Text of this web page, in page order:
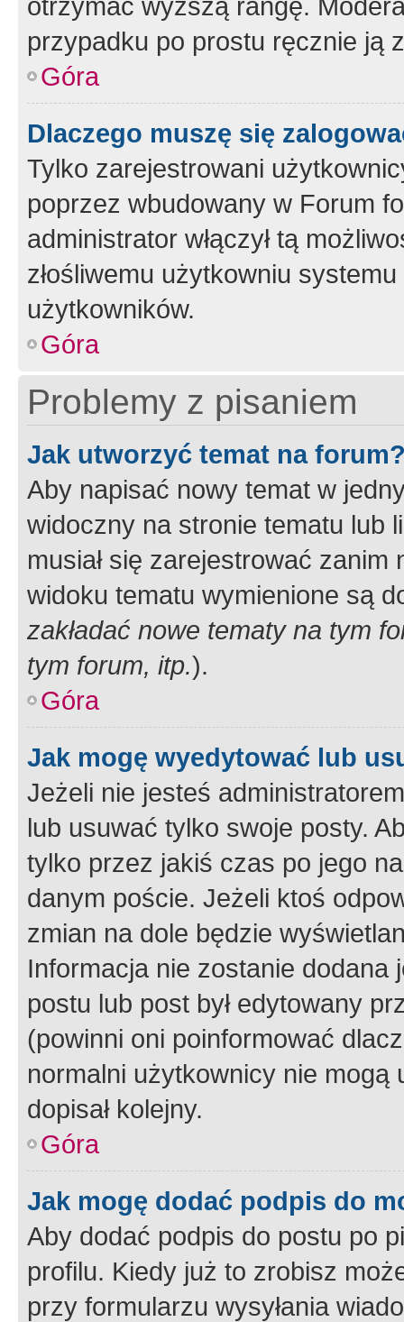
przypadku po prostu ręcznie ją
Góra
Dlaczego muszę się
Tylko zarejestrowani
poprzez wbudowany w Forum
administrator włączył tą
złośliwemu użytkowniu
użytkowników.
Góra
Problemy z pisaniem
Jak utworzyć temat na
Aby napisać nowy temat w
widoczny na stronie tematu lub
musiał się zarejestrować
widoku tematu wymienione są
zakładać nowe tematy na tym
tym forum, itp.).
Góra
Jak mogę wyedytować lub
Jeżeli nie jesteś
lub usuwać tylko swoje posty.
tylko przez jakiś czas po jego
danym poście. Jeżeli ktoś
zmian na dole będzie
Informacja nie zostanie dodana
postu lub post był edytowany
(powinni oni poinformować
normalni użytkownicy nie
dopisał kolejny.
Góra
Jak mogę dodać podpis do
Aby dodać podpis do postu po
profilu. Kiedy już to zrobisz
przy formularzu wysyłania